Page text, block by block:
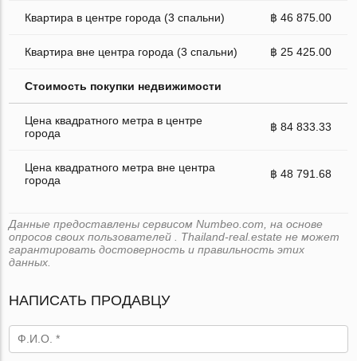
Квартира в центре города (3 спальни) ฿ 46 875.00
Квартира вне центра города (3 спальни) ฿ 25 425.00
Стоимость покупки недвижимости
Цена квадратного метра в центре
города
฿ 84 833.33
Цена квадратного метра вне центра
города
฿ 48 791.68
Данные предоставлены сервисом Numbeo.com, на основе
опросов своих пользователей . Thailand-real.estate не может
гарантировать достоверность и правильность этих
данных.
НАПИСАТЬ ПРОДАВЦУ